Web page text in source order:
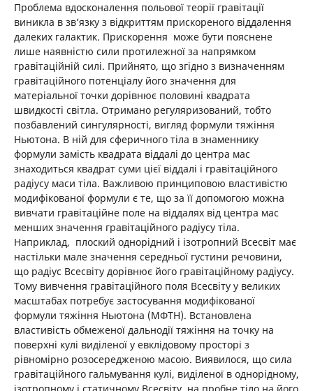
Проблема вдосконалення польової теорії гравітації
виникла в зв’язку з відкриттям прискореного віддалення
далеких галактик. Прискорення може бути пояснене
лише наявністю сили протилежної за напрямком
гравітаційній силі. Прийнято, що згідно з визначенням
гравітаційного потенціалу його значення для
матеріальної точки дорівнює половині квадрата
швидкості світла. Отримано регуляризований, тобто
позбавлений сингулярності, вигляд формули тяжіння
Ньютона. В ній для сферичного тіла в знаменнику
формули замість квадрата віддалі до центра мас
знаходиться квадрат суми цієї віддалі і гравітаційного
радіусу маси тіла. Важливою принциповою властивістю
модифікованої формули є те, що за її допомогою можна
вивчати гравітаційне поле на віддалях від центра мас
менших значення гравітаційного радіусу тіла.
Наприклад, плоский однорідний і ізотропний Всесвіт має
настільки мале значення середньої густини речовини,
що радіус Всесвіту дорівнює його гравітаційному радіусу.
Тому вивчення гравітаційного поля Всесвіту у великих
масштабах потребує застосування модифікованої
формули тяжіння Ньютона (МФТН). Встановлена
властивість обмеженої дальнодії тяжіння на точку на
поверхні кулі виділеної у евклідовому просторі з
рівномірно розосередженою масою. Виявилося, що сила
гравітаційного гальмування кулі, виділеної в однорідному,